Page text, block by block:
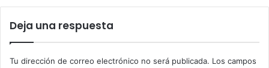
Deja una respuesta
Tu dirección de correo electrónico no será publicada. Los campos